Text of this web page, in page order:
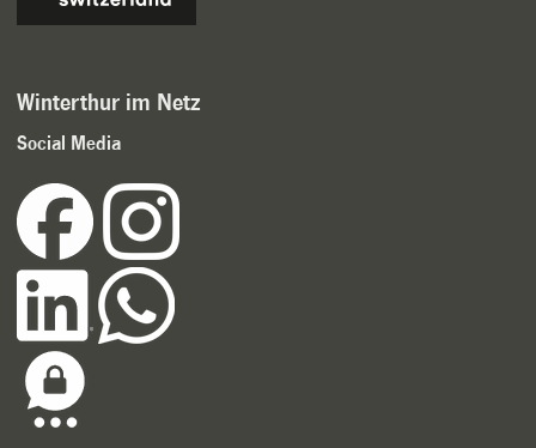
Winterthur im Netz
Social Media